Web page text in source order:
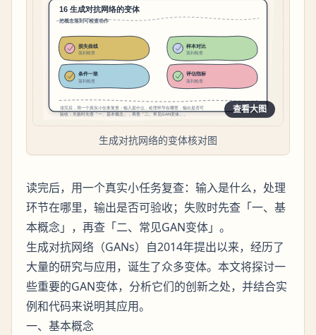
查看大图
生成对抗网络的变体核对图
读完后，用一个真实小任务复查：输入是什么，处理
环节在哪里，输出是否可验收；失败时先查「一、基
本概念」，再查「二、常见GAN变体」。
生成对抗网络（GANs）自2014年提出以来，经历了
大量的研究与应用，诞生了众多变体。本文将探讨一
些重要的GAN变体，分析它们的创新之处，并结合实
例和代码来说明其应用。
一、基本概念